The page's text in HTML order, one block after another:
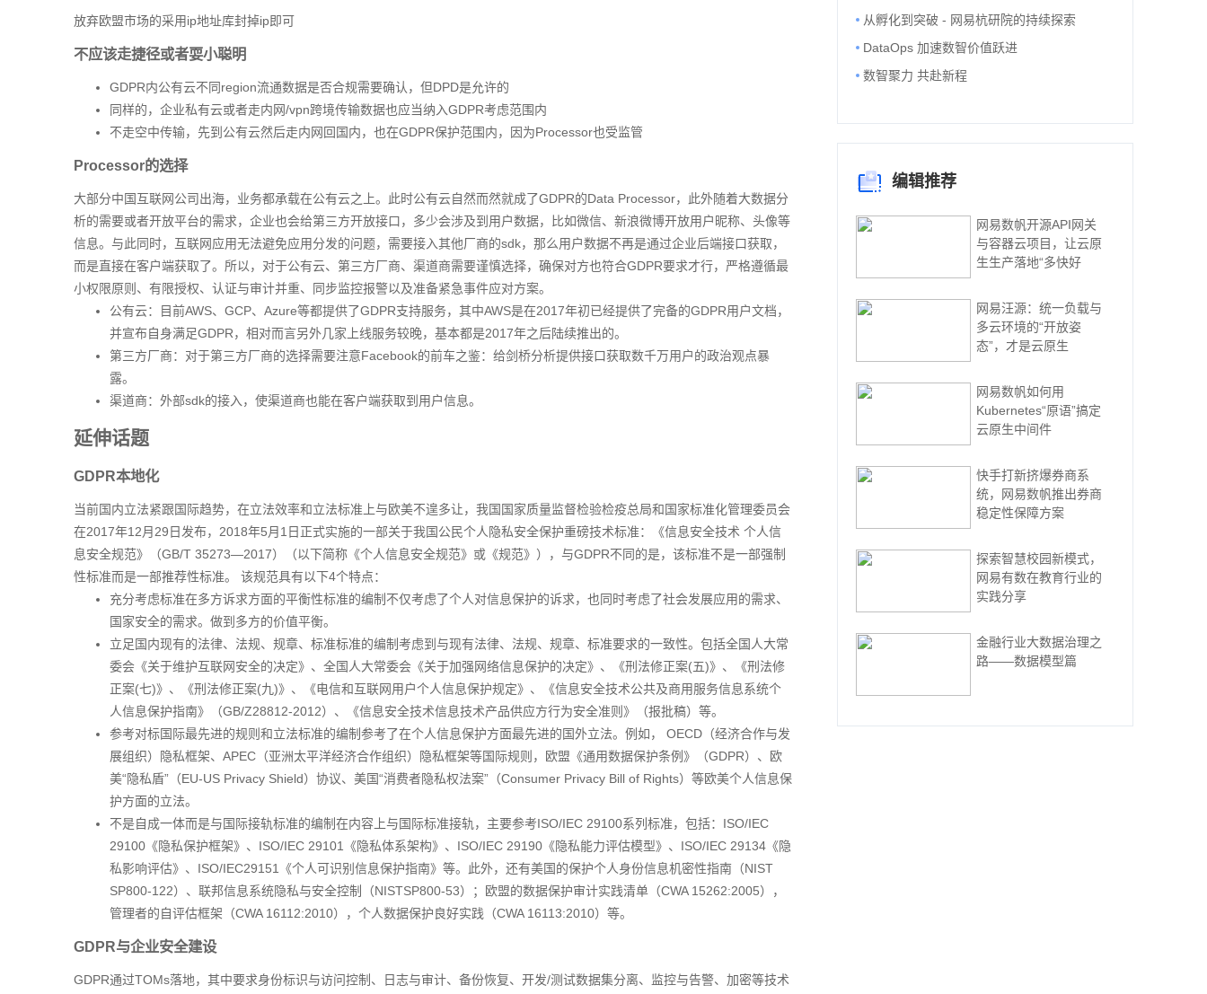
从孵化到突破 - 网易杭研院的持续探索
DataOps 加速数智价值跃进
数智聚力 共赴新程
编辑推荐
网易数帆开源API网关
与容器云项目，让云原
生生产落地“多快好
网易汪源：统一负载与
多云环境的“开放姿
态”，才是云原生
网易数帆如何用
Kubernetes“原语”搞定
云原生中间件
快手打新挤爆券商系
统，网易数帆推出券商
稳定性保障方案
探索智慧校园新模式，
网易有数在教育行业的
实践分享
金融行业大数据治理之
路——数据模型篇
放弃欧盟市场的采用ip地址库封掉ip即可
不应该走捷径或者耍小聪明
GDPR内公有云不同region流通数据是否合规需要确认，但DPD是允许的
同样的，企业私有云或者走内网/vpn跨境传输数据也应当纳入GDPR考虑范围内
不走空中传输，先到公有云然后走内网回国内，也在GDPR保护范围内，因为Processor也受监管
Processor的选择
大部分中国互联网公司出海，业务都承载在公有云之上。此时公有云自然而然就成了GDPR的Data Processor，此外随着大数据分
析的需要或者开放平台的需求，企业也会给第三方开放接口，多少会涉及到用户数据，比如微信、新浪微博开放用户昵称、头像等
信息。与此同时，互联网应用无法避免应用分发的问题，需要接入其他厂商的sdk，那么用户数据不再是通过企业后端接口获取，
而是直接在客户端获取了。所以，对于公有云、第三方厂商、渠道商需要谨慎选择，确保对方也符合GDPR要求才行，严格遵循最
小权限原则、有限授权、认证与审计并重、同步监控报警以及准备紧急事件应对方案。
公有云：目前AWS、GCP、Azure等都提供了GDPR支持服务，其中AWS是在2017年初已经提供了完备的GDPR用户文档，
并宣布自身满足GDPR，相对而言另外几家上线服务较晚，基本都是2017年之后陆续推出的。
第三方厂商：对于第三方厂商的选择需要注意Facebook的前车之鉴：给剑桥分析提供接口获取数千万用户的政治观点暴
露。
渠道商：外部sdk的接入，使渠道商也能在客户端获取到用户信息。
延伸话题
GDPR本地化
当前国内立法紧跟国际趋势，在立法效率和立法标准上与欧美不遑多让，我国国家质量监督检验检疫总局和国家标准化管理委员会
在2017年12月29日发布，2018年5月1日正式实施的一部关于我国公民个人隐私安全保护重磅技术标准：《信息安全技术 个人信
息安全规范》（GB/T 35273—2017）（以下简称《个人信息安全规范》或《规范》），与GDPR不同的是，该标准不是一部强制
性标准而是一部推荐性标准。 该规范具有以下4个特点：
充分考虑标准在多方诉求方面的平衡性标准的编制不仅考虑了个人对信息保护的诉求，也同时考虑了社会发展应用的需求、
国家安全的需求。做到多方的价值平衡。
立足国内现有的法律、法规、规章、标准标准的编制考虑到与现有法律、法规、规章、标准要求的一致性。包括全国人大常
委会《关于维护互联网安全的决定》、全国人大常委会《关于加强网络信息保护的决定》、《刑法修正案(五)》、《刑法修
正案(七)》、《刑法修正案(九)》、《电信和互联网用户个人信息保护规定》、《信息安全技术公共及商用服务信息系统个
人信息保护指南》（GB/Z28812-2012）、《信息安全技术信息技术产品供应方行为安全准则》（报批稿）等。
参考对标国际最先进的规则和立法标准的编制参考了在个人信息保护方面最先进的国外立法。例如， OECD（经济合作与发
展组织）隐私框架、APEC（亚洲太平洋经济合作组织）隐私框架等国际规则，欧盟《通用数据保护条例》（GDPR）、欧
美“隐私盾”（EU-US Privacy Shield）协议、美国“消费者隐私权法案”（Consumer Privacy Bill of Rights）等欧美个人信息保
护方面的立法。
不是自成一体而是与国际接轨标准的编制在内容上与国际标准接轨，主要参考ISO/IEC 29100系列标准，包括：ISO/IEC
29100《隐私保护框架》、ISO/IEC 29101《隐私体系架构》、ISO/IEC 29190《隐私能力评估模型》、ISO/IEC 29134《隐
私影响评估》、ISO/IEC29151《个人可识别信息保护指南》等。此外，还有美国的保护个人身份信息机密性指南（NIST
SP800-122）、联邦信息系统隐私与安全控制（NISTSP800-53）；欧盟的数据保护审计实践清单（CWA 15262:2005），
管理者的自评估框架（CWA 16112:2010），个人数据保护良好实践（CWA 16113:2010）等。
GDPR与企业安全建设
GDPR通过TOMs落地，其中要求身份标识与访问控制、日志与审计、备份恢复、开发/测试数据集分离、监控与告警、加密等技术